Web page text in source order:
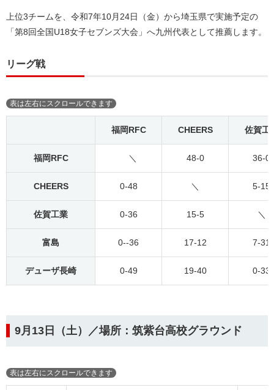
上位3チームを、令和7年10月24日（金）から埼玉県で実施予定の
「第8回全国U18女子セブンズ大会」へ九州代表として推薦します。
リーグ戦
福岡RFC CHEERS 佐賀工
福岡RFC ＼ 48-0 36-0
CHEERS 0-48 ＼ 5-15
佐賀工業 0-36 15-5 ＼
富島 0--36 17-12 7-31
デューザ長崎 0-49 19-40 0-33
9月13日（土）／場所：筑紫台高校グラウンド